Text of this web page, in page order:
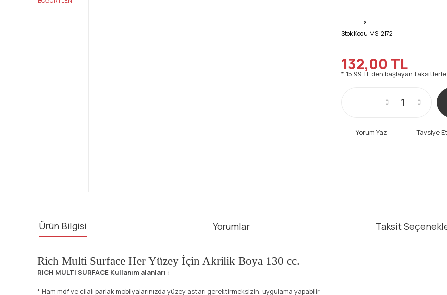
Stok Kodu:MS-2172
132,00 TL
* 15,99 TL den başlayan
Yorum Yaz Tavsiye Et
Ürün Bilgisi Yorumlar Taksit
Rich Multi Surface Her Yüzey İçin Akrilik Boya 130 cc.
RICH MULTI SURFACE Kullanım alanları :
* Ham mdf ve cilalı parlak mobilyalarınızda yüzey astarı gerektirmeksizin, uygulama yapabilir